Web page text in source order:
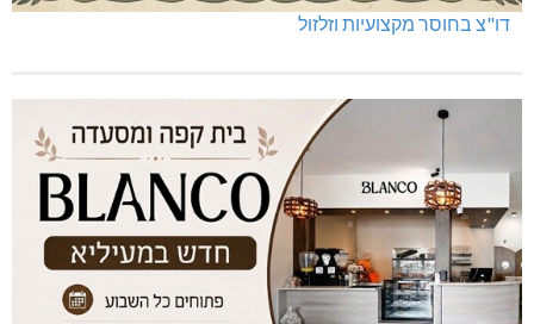
דו"צ בחוסר מקצועיות וזלזול